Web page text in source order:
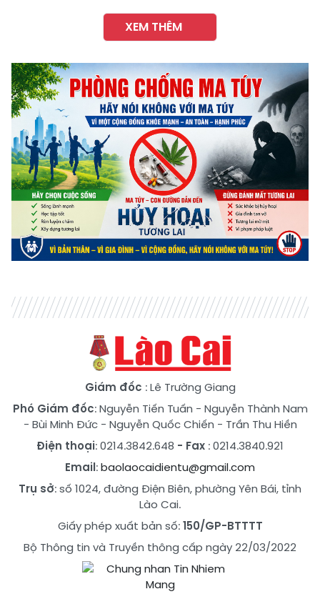
XEM THÊM
Giám đốc : Lê Trường Giang
Phó Giám đốc:Nguyễn Tiến Tuấn - Nguyễn Thành Nam
- Bùi Minh Đức- Nguyễn Quốc Chiến - Trần Thu Hiền
Điện thoại: 0214.3842.648 - Fax : 0214.3840.921
Email:baolaocaidientu@gmail.com
Trụ sở: số 1024, đường Điện Biên, phường Yên Bái, tỉnh
Lào Cai.
Giấy phép xuất bản số:150/GP-BTTTT
Bộ Thông tin và Truyền thông cấp ngày 22/03/2022